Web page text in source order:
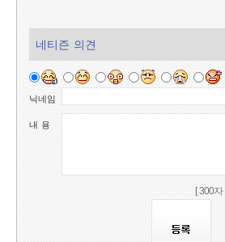
네티즌 의견
닉네임
내 용
[ 300